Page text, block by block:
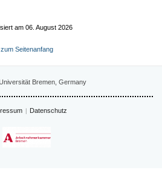
am 06. August 2026
zum Seitenanfang
Bremen, Germany
Datenschutz